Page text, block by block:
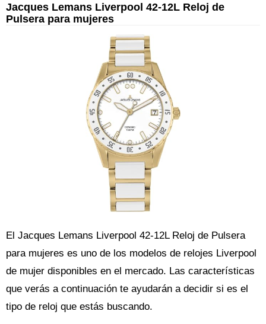
Jacques Lemans Liverpool 42-12L Reloj de
Pulsera para mujeres
El Jacques Lemans Liverpool 42-12L Reloj de Pulsera
para mujeres es uno de los modelos de relojes Liverpool
de mujer disponibles en el mercado. Las características
que verás a continuación te ayudarán a decidir si es el
tipo de reloj que estás buscando.